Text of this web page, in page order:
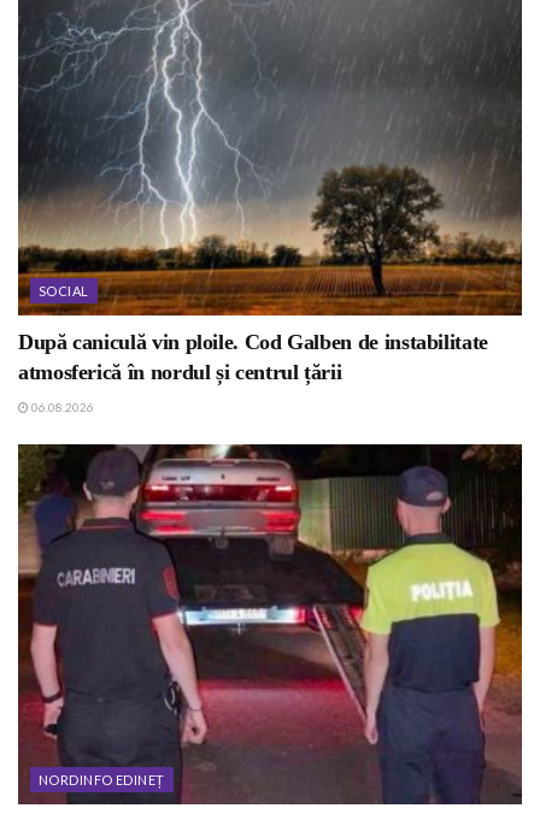
SOCIAL
După caniculă vin ploile. Cod Galben de instabilitate
atmosferică în nordul și centrul țării
06.08.2026
NORDINFO EDINEȚ